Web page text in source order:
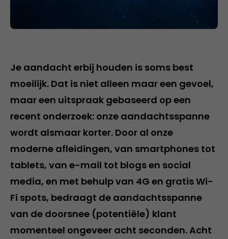
Je aandacht erbij houden is soms best
moeilijk. Dat is niet alleen maar een gevoel,
maar een uitspraak gebaseerd op een
recent onderzoek: onze aandachtsspanne
wordt alsmaar korter. Door al onze
moderne afleidingen, van smartphones tot
tablets, van e-mail tot blogs en social
media, en met behulp van 4G en gratis Wi-
Fi spots, bedraagt de aandachtsspanne
van de doorsnee (potentiële) klant
momenteel ongeveer acht seconden. Acht